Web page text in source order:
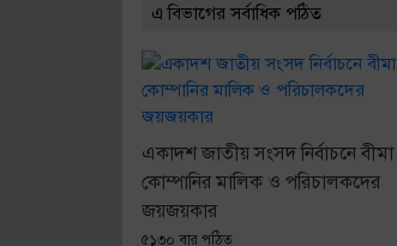
এ বিভাগের সর্বাধিক পঠিত
একাদশ জাতীয় সংসদ নির্বাচনে বীমা
কোম্পানির মালিক ও পরিচালকদের
জয়জয়কার
৫১৩০ বার পঠিত